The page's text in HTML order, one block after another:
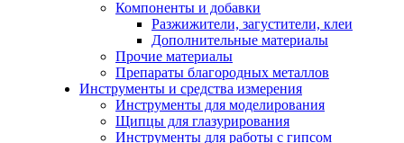
Компоненты и добавки
Разжижители, загустители, клеи
Дополнительные материалы
Прочие материалы
Препараты благородных металлов
Инструменты и средства измерения
Инструменты для моделирования
Щипцы для глазурирования
Инструменты для работы с гипсом